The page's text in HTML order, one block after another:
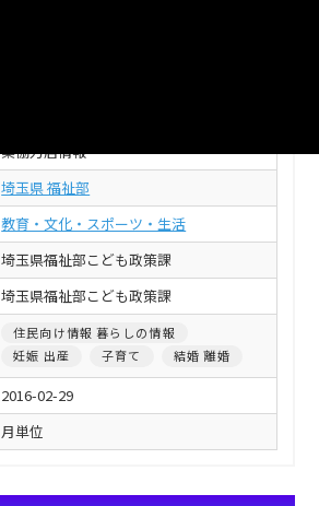
業協力店情報
埼玉県 福祉部
教育・文化・スポーツ・生活
埼玉県福祉部こども政策課
埼玉県福祉部こども政策課
住民向け情報 暮らしの情報
妊娠 出産
子育て 結婚 離婚
2016-02-29
月単位